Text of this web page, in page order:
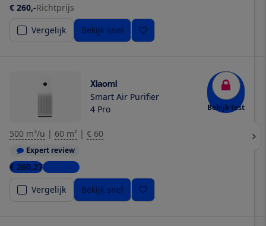
€ 260,-Richtprijs
Vergelijk
Bekijk snel
Xiaomi
Smart Air Purifier
4 Pro
Bekijk test
500 m³/u | 60 m² | € 60
Expert review
€ 260,272 winkels
Vergelijk
Bekijk snel